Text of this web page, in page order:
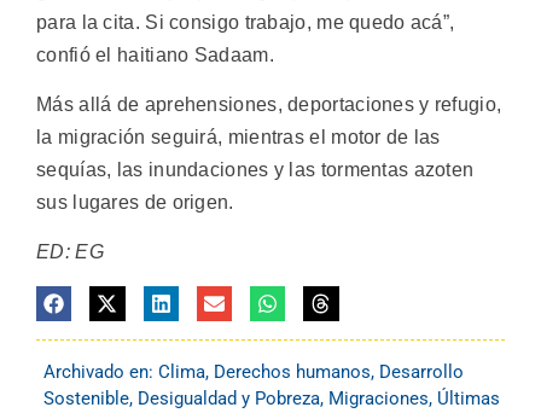
para la cita. Si consigo trabajo, me quedo acá”,
confió el haitiano Sadaam.
Más allá de aprehensiones, deportaciones y refugio,
la migración seguirá, mientras el motor de las
sequías, las inundaciones y las tormentas azoten
sus lugares de origen.
ED: EG
Archivado en: Clima, Derechos humanos, Desarrollo
Sostenible, Desigualdad y Pobreza, Migraciones, Últimas